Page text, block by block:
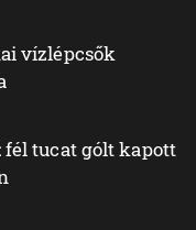
vízlépcsők
fél tucat gólt kapott